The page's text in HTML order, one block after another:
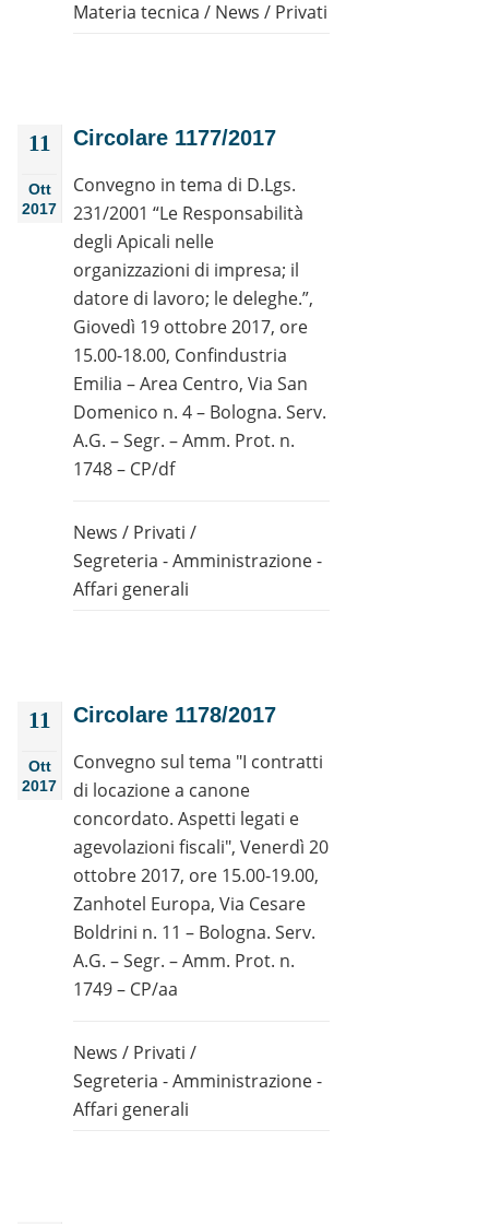
Materia tecnica / News / Privati
11
Ott
2017
Circolare 1177/2017
Convegno in tema di D.Lgs.
231/2001 “Le Responsabilità
degli Apicali nelle
organizzazioni di impresa; il
datore di lavoro; le deleghe.”,
Giovedì 19 ottobre 2017, ore
15.00-18.00, Confindustria
Emilia – Area Centro, Via San
Domenico n. 4 – Bologna. Serv.
A.G. – Segr. – Amm. Prot. n.
1748 – CP/df
News / Privati /
Segreteria - Amministrazione -
Affari generali
11
Ott
2017
Circolare 1178/2017
Convegno sul tema "I contratti
di locazione a canone
concordato. Aspetti legati e
agevolazioni fiscali", Venerdì 20
ottobre 2017, ore 15.00-19.00,
Zanhotel Europa, Via Cesare
Boldrini n. 11 – Bologna. Serv.
A.G. – Segr. – Amm. Prot. n.
1749 – CP/aa
News / Privati /
Segreteria - Amministrazione -
Affari generali